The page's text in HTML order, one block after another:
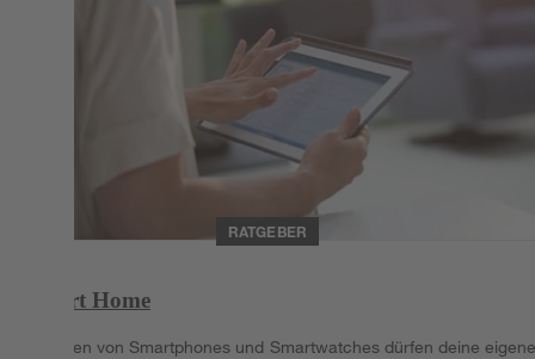
RATGEBER
Smart Home
In Zeiten von Smartphones und Smartwatches dürfen deine